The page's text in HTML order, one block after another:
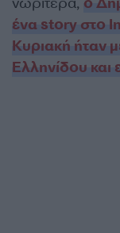
ένα story στο
Κυριακή ήταν
Ελληνίδου και